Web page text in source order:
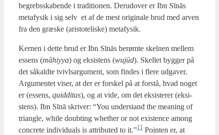
begrebs­ska­ben­de i tra­di­tio­nen. Der­u­d­over er Ibn Sīnās
meta­fy­sik i sig selv et af de mest ori­gi­na­le brud med arven
fra den græ­ske (ari­sto­te­li­ske) meta­fy­sik.
Ker­nen i det­te brud er Ibn Sīnās berøm­te skel­nen mel­lem
essens (māhiyya) og eksi­stens (wujūd). Skel­let byg­ger på
det såkald­te tvivls­ar­gu­ment, som fin­des i fle­re udga­ver.
Argu­men­tet viser, at der er for­skel på at for­stå, hvad noget
er (essens, quid­di­tas), og at vide, om det eksi­ste­rer (eksi­
stens). Ibn Sīnā skri­ver: “You under­stand the mea­ning of
tri­ang­le, whi­le doub­ting whet­her or not exi­sten­ce among
con­cre­te indi­vi­du­als is attri­bu­ted to it.”11 Poin­ten er, at